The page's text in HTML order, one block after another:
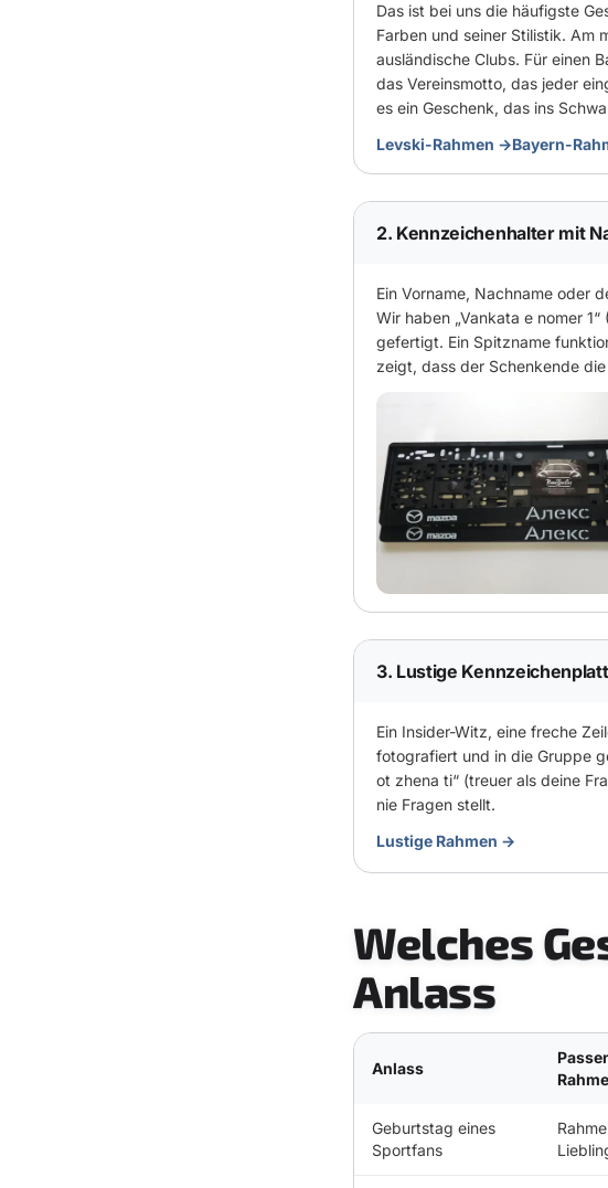
Das ist bei uns die häufigste
Farben und seiner Stilistik.
ausländische Clubs. Für einen
das Vereinsmotto, das jeder
es ein Geschenk, das ins
Levski-Rahmen →Bayern-
2. Kennzeichenhalter mit
Ein Vorname, Nachname oder
Wir haben „Vankata e nomer
gefertigt. Ein Spitzname
zeigt, dass der Schenkende
3. Lustige
Ein Insider-Witz, eine freche
fotografiert und in die Gruppe
ot zhena ti“ (treuer als deine
nie Fragen stellt.
Lustige Rahmen →
Welches
Anlass
Anlass
Geburtstag eines
Sportfans